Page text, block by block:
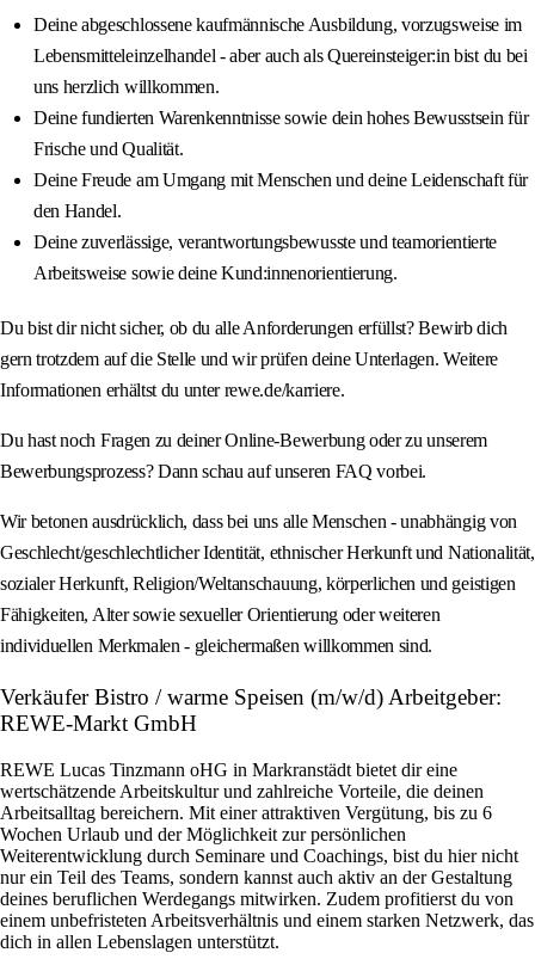
Deine abgeschlossene kaufmännische Ausbildung, vorzugsweise im
Lebensmitteleinzelhandel - aber auch als Quereinsteiger:in bist du bei
uns herzlich willkommen.
Deine fundierten Warenkenntnisse sowie dein hohes Bewusstsein für
Frische und Qualität.
Deine Freude am Umgang mit Menschen und deine Leidenschaft für
den Handel.
Deine zuverlässige, verantwortungsbewusste und teamorientierte
Arbeitsweise sowie deine Kund:innenorientierung.
Du bist dir nicht sicher, ob du alle Anforderungen erfüllst? Bewirb dich
gern trotzdem auf die Stelle und wir prüfen deine Unterlagen. Weitere
Informationen erhältst du unter rewe.de/karriere.
Du hast noch Fragen zu deiner Online-Bewerbung oder zu unserem
Bewerbungsprozess? Dann schau auf unseren FAQ vorbei.
Wir betonen ausdrücklich, dass bei uns alle Menschen - unabhängig von
Geschlecht/geschlechtlicher Identität, ethnischer Herkunft und Nationalität,
sozialer Herkunft, Religion/Weltanschauung, körperlichen und geistigen
Fähigkeiten, Alter sowie sexueller Orientierung oder weiteren
individuellen Merkmalen - gleichermaßen willkommen sind.
Verkäufer Bistro / warme Speisen (m/w/d) Arbeitgeber:
REWE-Markt GmbH
REWE Lucas Tinzmann oHG in Markranstädt bietet dir eine
wertschätzende Arbeitskultur und zahlreiche Vorteile, die deinen
Arbeitsalltag bereichern. Mit einer attraktiven Vergütung, bis zu 6
Wochen Urlaub und der Möglichkeit zur persönlichen
Weiterentwicklung durch Seminare und Coachings, bist du hier nicht
nur ein Teil des Teams, sondern kannst auch aktiv an der Gestaltung
deines beruflichen Werdegangs mitwirken. Zudem profitierst du von
einem unbefristeten Arbeitsverhältnis und einem starken Netzwerk, das
dich in allen Lebenslagen unterstützt.